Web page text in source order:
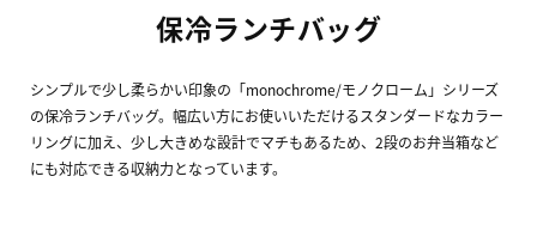
保冷ランチバッグ
シンプルで少し柔らかい印象の「monochrome/モノクローム」シリーズ
の保冷ランチバッグ。幅広い方にお使いいただけるスタンダードなカラー
リングに加え、少し大きめな設計でマチもあるため、2段のお弁当箱など
にも対応できる収納力となっています。